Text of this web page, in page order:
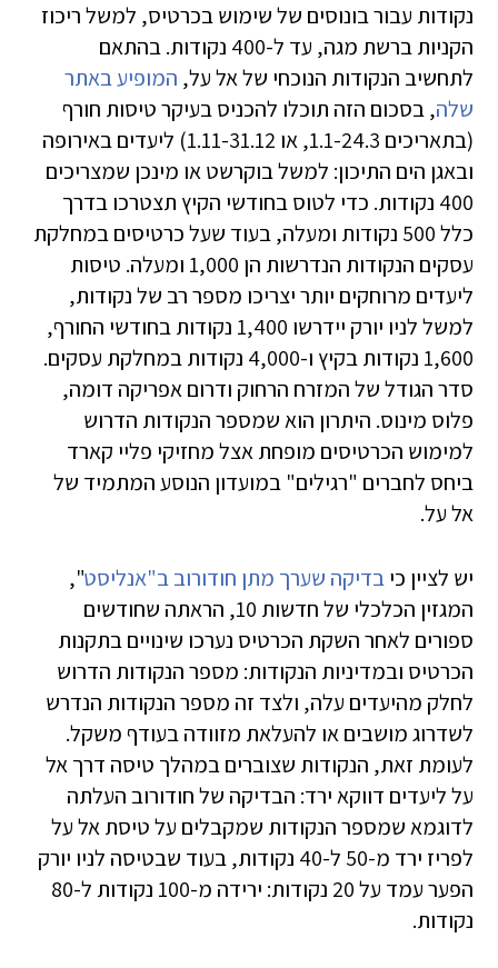
נקודות עבור בונוסים של שימוש בכרטיס, למשל ריכוז
הקניות ברשת מגה, עד ל-400 נקודות. בהתאם
לתחשיב הנקודות הנוכחי של אל על, המופיע באתר
שלה, בסכום הזה תוכלו להכניס בעיקר טיסות חורף
(בתאריכים 1.1-24.3, או 1.11-31.12) ליעדים באירופה
ובאגן הים התיכון: למשל בוקרשט או מינכן שמצריכים
400 נקודות. כדי לטוס בחודשי הקיץ תצטרכו בדרך
כלל 500 נקודות ומעלה, בעוד שעל כרטיסים במחלקת
עסקים הנקודות הנדרשות הן 1,000 ומעלה. טיסות
ליעדים מרוחקים יותר יצריכו מספר רב של נקודות,
למשל לניו יורק יידרשו 1,400 נקודות בחודשי החורף,
1,600 נקודות בקיץ ו-4,000 נקודות במחלקת עסקים.
סדר הגודל של המזרח הרחוק ודרום אפריקה דומה,
פלוס מינוס. היתרון הוא שמספר הנקודות הדרוש
למימוש הכרטיסים מופחת אצל מחזיקי פליי קארד
ביחס לחברים "רגילים" במועדון הנוסע המתמיד של
אל על.
יש לציין כיבדיקה שערך מתן חודורוב ב"אנליסט",
המגזין הכלכלי של חדשות 10, הראתה שחודשים
ספורים לאחר השקת הכרטיס נערכו שינויים בתקנות
הכרטיס ובמדיניות הנקודות: מספר הנקודות הדרוש
לחלק מהיעדים עלה, ולצד זה מספר הנקודות הנדרש
לשדרוג מושבים או להעלאת מזוודה בעודף משקל.
לעומת זאת, הנקודות שצוברים במהלך טיסה דרך אל
על ליעדים דווקא ירד: הבדיקה של חודורוב העלתה
לדוגמא שמספר הנקודות שמקבלים על טיסת אל על
לפריז ירד מ-50 ל-40 נקודות, בעוד שבטיסה לניו יורק
הפער עמד על 20 נקודות: ירידה מ-100 נקודות ל-80
נקודות.